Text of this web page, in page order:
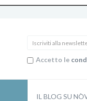
Accetto le
IL BLOG SU